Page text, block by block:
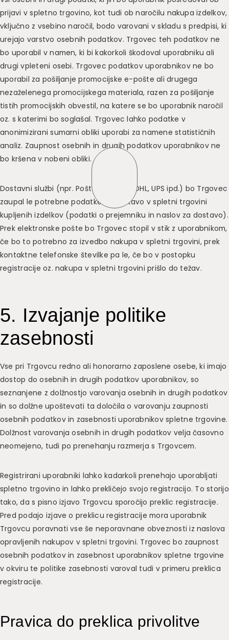
prijavi v spletno trgovino, kot tudi ob naročilu nakupa izdelkov,
vključno z vsebino naročil, bodo varovani v skladu s predpisi, ki
urejajo varstvo osebnih podatkov. Trgovec teh podatkov ne
bo uporabil v namen, ki bi kakorkoli škodoval uporabniku ali
drugi vpleteni osebi. Trgovec podatkov uporabnikov ne bo
uporabil za pošiljanje promocijske e-pošte ali drugega
nezaželenega promocijskega materiala, razen za pošiljanje
tistih promocijskih obvestil, na katere se bo uporabnik naročil
oz. s katerimi bo soglašal. Trgovec lahko podatke v
anonimizirani sumarni obliki uporabi za namene statističnih
analiz. Zaupnost osebnih in drugih podatkov uporabnikov ne
bo kršena v nobeni obliki.
Dostavni službi (npr. Pošta Slovenije, DHL, UPS ipd.) bo Trgovec
zaupal le potrebne podatke za dostavo v spletni trgovini
kupljenih izdelkov (podatki o prejemniku in naslov za dostavo).
Prek elektronske pošte bo Trgovec stopil v stik z uporabnikom,
če bo to potrebno za izvedbo nakupa v spletni trgovini, prek
kontaktne telefonske številke pa le, če bo v postopku
registracije oz. nakupa v spletni trgovini prišlo do težav.
5. Izvajanje politike
zasebnosti
Vse pri Trgovcu redno ali honorarno zaposlene osebe, ki imajo
dostop do osebnih in drugih podatkov uporabnikov, so
seznanjene z dolžnostjo varovanja osebnih in drugih podatkov
in so dolžne upoštevati ta določila o varovanju zaupnosti
osebnih podatkov in zasebnosti uporabnikov spletne trgovine.
Dolžnost varovanja osebnih in drugih podatkov velja časovno
neomejeno, tudi po prenehanju razmerja s Trgovcem.
Registrirani uporabniki lahko kadarkoli prenehajo uporabljati
spletno trgovino in lahko prekličejo svojo registracijo. To storijo
tako, da s pisno izjavo Trgovcu sporočijo preklic registracije.
Pred podajo izjave o preklicu registracije mora uporabnik
Trgovcu poravnati vse še neporavnane obveznosti iz naslova
opravljenih nakupov v spletni trgovini. Trgovec bo zaupnost
osebnih podatkov in zasebnost uporabnikov spletne trgovine
v okviru te politike zasebnosti varoval tudi v primeru preklica
registracije.
Pravica do preklica privolitve